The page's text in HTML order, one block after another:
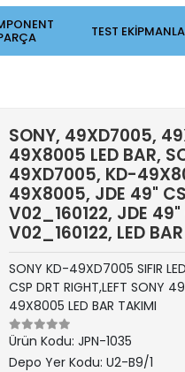
TEST
SONY, 49XD7005,
49X8005 LED BAR,
49XD7005, KD-
49X8005, JDE 49"
V02_160122, JDE 49"
V02_160122, LED BAR
SONY KD-49XD7005 SIFIR
CSP DRT RIGHT,LEFT SONY
49X8005 LED BAR TAKIMI
Ürün Kodu: JPN-1035
Depo Yer Kodu: U2-B9/1